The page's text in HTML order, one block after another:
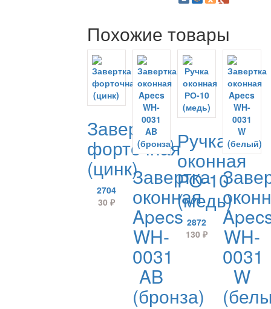
Похожие товары
Завертка
форточная
(цинк)
2704
30 ₽
Завертка
оконная
Apecs
WH-
0031
AB
(бронза)
Ручка
оконная
РО-10
(медь)
2872
130₽ WH-
0031
W